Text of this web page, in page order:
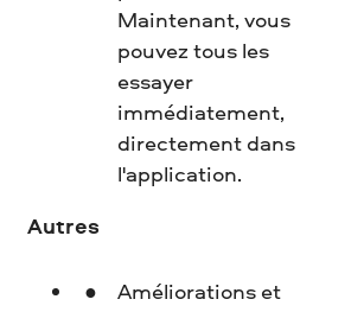
Maintenant, vous
pouvez tous les
essayer
immédiatement,
directement dans
l'application.
Autres
Améliorations et